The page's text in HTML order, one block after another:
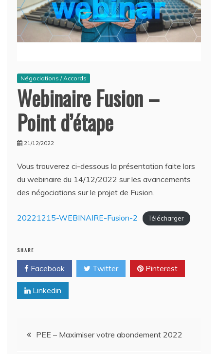
Négociations / Accords
Webinaire Fusion –
Point d’étape
21/12/2022
Vous trouverez ci-dessous la présentation faite lors
du webinaire du 14/12/2022 sur les avancements
des négociations sur le projet de Fusion.
20221215-WEBINAIRE-Fusion-2 Télécharger
SHARE
Facebook Twitter Pinterest
Linkedin
Navigation
PEE – Maximiser votre abondement 2022